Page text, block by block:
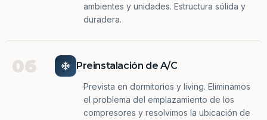
ambientes y unidades. Estructura sólida y
duradera.
06 Preinstalación de A/C
Prevista en dormitorios y living. Eliminamos
el problema del emplazamiento de los
compresores y resolvimos la ubicación de